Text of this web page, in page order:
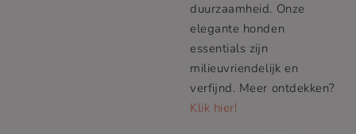
duurzaamheid. Onze
elegante honden
essentials zijn
milieuvriendelijk en
verfijnd. Meer ontdekken?
Klik hier!